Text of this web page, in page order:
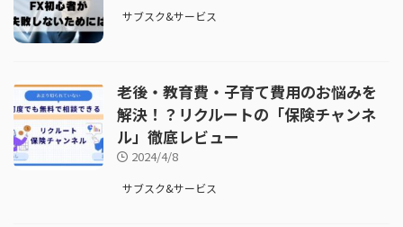
サブスク&サービス
老後・教育費・子育て費用のお悩みを
解決！？リクルートの「保険チャンネ
ル」徹底レビュー
2024/4/8
サブスク&サービス